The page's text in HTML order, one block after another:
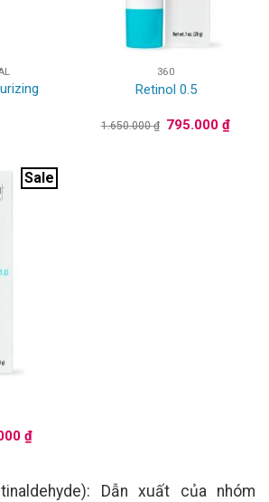
360
Retinol 0.5
1.650.000₫ Giá
795.000₫Giá
Sale
₫Giá
995.000 ₫.
Dẫn xuất của nhóm